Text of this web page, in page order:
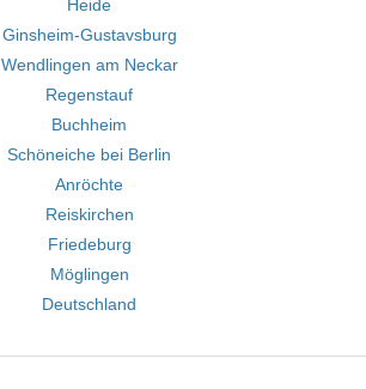
Heide
Ginsheim-Gustavsburg
Wendlingen am Neckar
Regenstauf
Buchheim
Schöneiche bei Berlin
Anröchte
Reiskirchen
Friedeburg
Möglingen
Deutschland